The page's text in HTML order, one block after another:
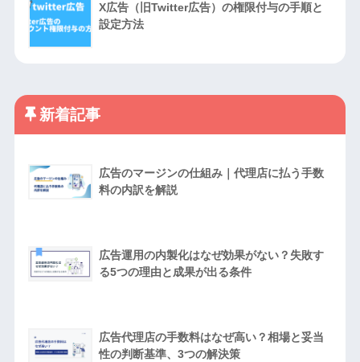
X広告（旧Twitter広告）の権限付与の手順と
設定方法
新着記事
広告のマージンの仕組み｜代理店に払う手数
料の内訳を解説
広告運用の内製化はなぜ効果がない？失敗す
る5つの理由と成果が出る条件
広告代理店の手数料はなぜ高い？相場と妥当
性の判断基準、3つの解決策